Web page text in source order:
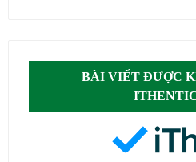
BÀI VIẾT ĐƯỢC